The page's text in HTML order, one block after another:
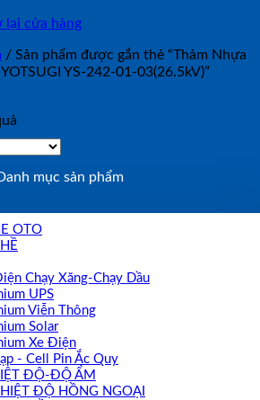
lại cửa hàng
/ Sản phẩm được gắn thẻ “Thảm Nhựa
YS-242-01-03(26.5kV)”
sắp
xếp
theomục sản phẩm
OTO
Chạy Xăng-Chạy Dầu
UPS
Viễn Thông
Solar
Xe Điện
- Cell Pin Ắc Quy
ĐỘ-ĐỘ ẨM
ĐỘ HỒNG NGOẠI